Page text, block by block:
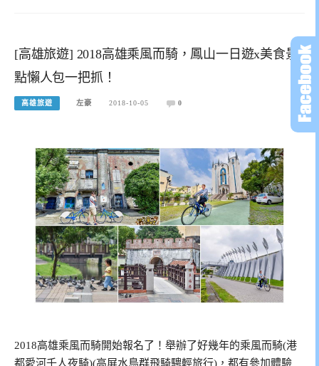
[高雄旅遊] 2018高雄乘風而騎，鳳山一日遊x美食景
點懶人包一把抓！
高雄旅遊 左豪 2018-10-05 0
2018高雄乘風而騎開始報名了！舉辦了好幾年的乘風而騎(港
都愛河千人夜騎)(高屏水鳥群飛騎騁輕旅行)，都有參加體驗